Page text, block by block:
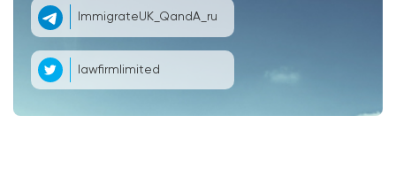
ImmigrateUK_QandA_ru
lawfirmlimited